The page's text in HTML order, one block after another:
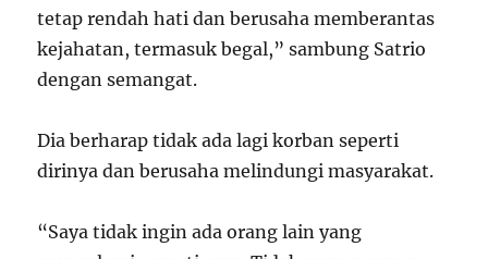
tetap rendah hati dan berusaha memberantas
kejahatan, termasuk begal,” sambung Satrio
dengan semangat.
Dia berharap tidak ada lagi korban seperti
dirinya dan berusaha melindungi masyarakat.
“Saya tidak ingin ada orang lain yang